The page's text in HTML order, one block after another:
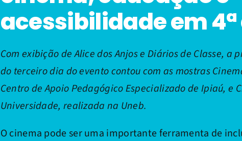
acessibilidade em
Com exibição de Alice dos Anjos e Diários de Classe, a
do terceiro dia do evento contou com as mostras
Centro de Apoio Pedagógico Especializado de Ipiaú, e
Universidade, realizada na Uneb.
O cinema pode ser uma importante ferramenta de